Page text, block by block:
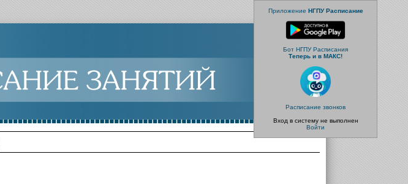
Приложение НГПУ Расписание
Бот НГПУ Расписания
Теперь и в МАКС!
Расписание звонков
Вход в систему не выполнен
Войти